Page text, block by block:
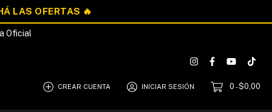
Oficial
CREAR CUENTA INICIAR SESIÓN 0 -$0,00